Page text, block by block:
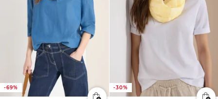
-69% -30%